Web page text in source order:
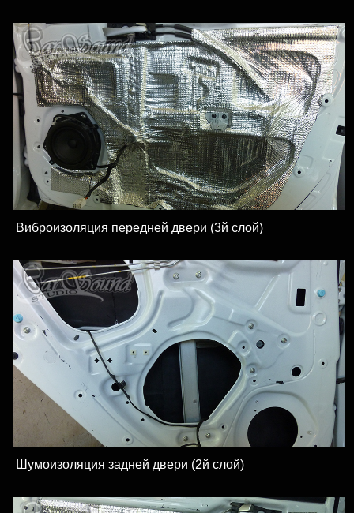
Виброизоляция передней двери (3й слой)
Шумоизоляция задней двери (2й слой)